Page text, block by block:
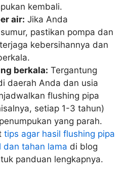
kembali.
air: Jika Anda
pastikan pompa dan
kebersihannya dan
berkala: Tergantung
daerah Anda dan usia
flushing pipa
setiap 1-3 tahun)
yang parah.
tips agar hasil flushing pipa
dan tahan lama di blog
panduan lengkapnya.